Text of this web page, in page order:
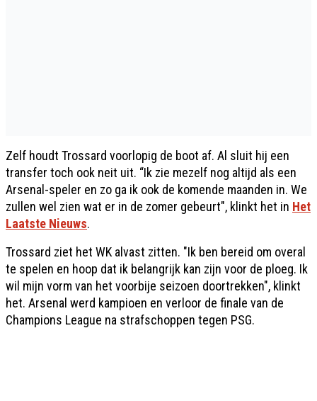
Zelf houdt Trossard voorlopig de boot af. Al sluit hij een
transfer toch ook neit uit. “Ik zie mezelf nog altijd als een
Arsenal-speler en zo ga ik ook de komende maanden in. We
zullen wel zien wat er in de zomer gebeurt", klinkt het in Het
Laatste Nieuws.
Trossard ziet het WK alvast zitten. "Ik ben bereid om overal
te spelen en hoop dat ik belangrijk kan zijn voor de ploeg. Ik
wil mijn vorm van het voorbije seizoen doortrekken", klinkt
het. Arsenal werd kampioen en verloor de finale van de
Champions League na strafschoppen tegen PSG.